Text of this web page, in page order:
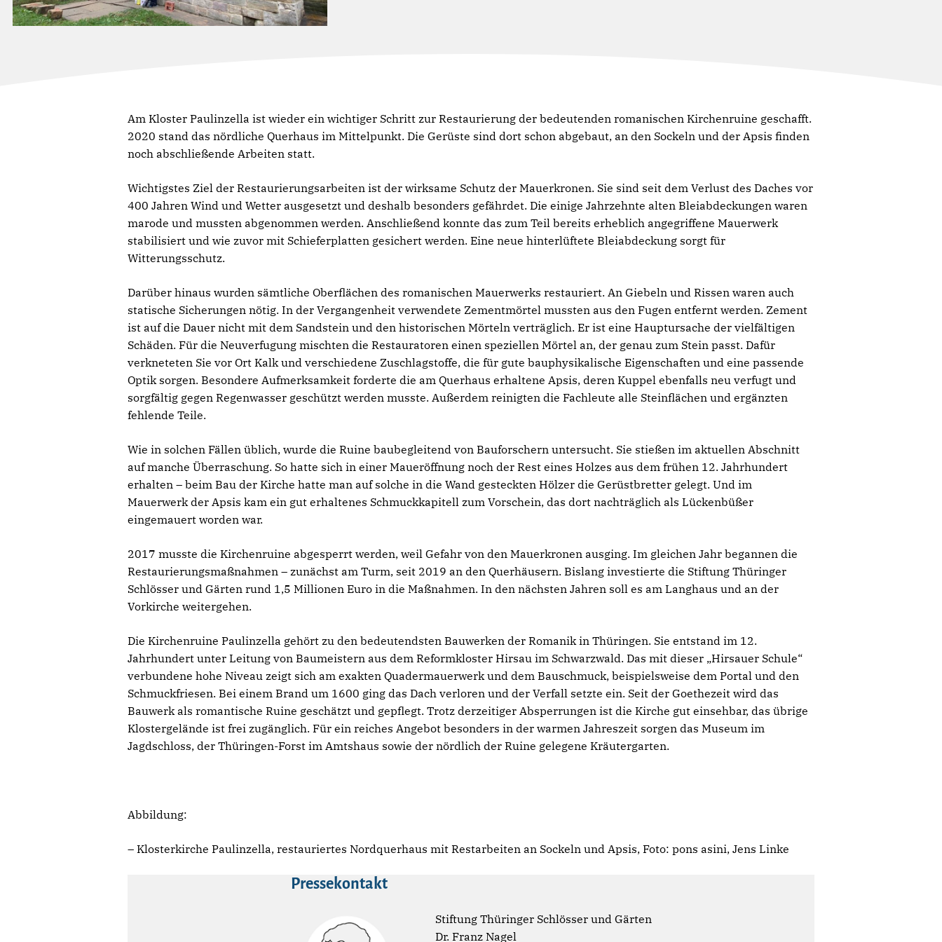
Am Kloster Paulinzella ist wieder ein wichtiger Schritt zur Restaurierung der bedeutenden romanischen Kirchenruine geschafft.
2020 stand das nördliche Querhaus im Mittelpunkt. Die Gerüste sind dort schon abgebaut, an den Sockeln und der Apsis finden
noch abschließende Arbeiten statt.
Wichtigstes Ziel der Restaurierungsarbeiten ist der wirksame Schutz der Mauerkronen. Sie sind seit dem Verlust des Daches vor
400 Jahren Wind und Wetter ausgesetzt und deshalb besonders gefährdet. Die einige Jahrzehnte alten Bleiabdeckungen waren
marode und mussten abgenommen werden. Anschließend konnte das zum Teil bereits erheblich angegriffene Mauerwerk
stabilisiert und wie zuvor mit Schieferplatten gesichert werden. Eine neue hinterlüftete Bleiabdeckung sorgt für
Witterungsschutz.
Darüber hinaus wurden sämtliche Oberflächen des romanischen Mauerwerks restauriert. An Giebeln und Rissen waren auch
statische Sicherungen nötig. In der Vergangenheit verwendete Zementmörtel mussten aus den Fugen entfernt werden. Zement
ist auf die Dauer nicht mit dem Sandstein und den historischen Mörteln verträglich. Er ist eine Hauptursache der vielfältigen
Schäden. Für die Neuverfugung mischten die Restauratoren einen speziellen Mörtel an, der genau zum Stein passt. Dafür
verkneteten Sie vor Ort Kalk und verschiedene Zuschlagstoffe, die für gute bauphysikalische Eigenschaften und eine passende
Optik sorgen. Besondere Aufmerksamkeit forderte die am Querhaus erhaltene Apsis, deren Kuppel ebenfalls neu verfugt und
sorgfältig gegen Regenwasser geschützt werden musste. Außerdem reinigten die Fachleute alle Steinflächen und ergänzten
fehlende Teile.
Wie in solchen Fällen üblich, wurde die Ruine baubegleitend von Bauforschern untersucht. Sie stießen im aktuellen Abschnitt
auf manche Überraschung. So hatte sich in einer Maueröffnung noch der Rest eines Holzes aus dem frühen 12. Jahrhundert
erhalten – beim Bau der Kirche hatte man auf solche in die Wand gesteckten Hölzer die Gerüstbretter gelegt. Und im
Mauerwerk der Apsis kam ein gut erhaltenes Schmuckkapitell zum Vorschein, das dort nachträglich als Lückenbüßer
eingemauert worden war.
2017 musste die Kirchenruine abgesperrt werden, weil Gefahr von den Mauerkronen ausging. Im gleichen Jahr begannen die
Restaurierungsmaßnahmen – zunächst am Turm, seit 2019 an den Querhäusern. Bislang investierte die Stiftung Thüringer
Schlösser und Gärten rund 1,5 Millionen Euro in die Maßnahmen. In den nächsten Jahren soll es am Langhaus und an der
Vorkirche weitergehen.
Die Kirchenruine Paulinzella gehört zu den bedeutendsten Bauwerken der Romanik in Thüringen. Sie entstand im 12.
Jahrhundert unter Leitung von Baumeistern aus dem Reformkloster Hirsau im Schwarzwald. Das mit dieser „Hirsauer Schule“
verbundene hohe Niveau zeigt sich am exakten Quadermauerwerk und dem Bauschmuck, beispielsweise dem Portal und den
Schmuckfriesen. Bei einem Brand um 1600 ging das Dach verloren und der Verfall setzte ein. Seit der Goethezeit wird das
Bauwerk als romantische Ruine geschätzt und gepflegt. Trotz derzeitiger Absperrungen ist die Kirche gut einsehbar, das übrige
Klostergelände ist frei zugänglich. Für ein reiches Angebot besonders in der warmen Jahreszeit sorgen das Museum im
Jagdschloss, der Thüringen-Forst im Amtshaus sowie der nördlich der Ruine gelegene Kräutergarten.
Abbildung:
– Klosterkirche Paulinzella, restauriertes Nordquerhaus mit Restarbeiten an Sockeln und Apsis, Foto: pons asini, Jens Linke
Pressekontakt
Stiftung Thüringer Schlösser und Gärten
Dr. Franz Nagel